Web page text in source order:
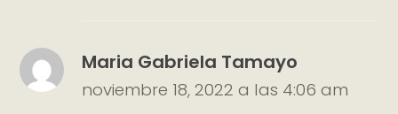
Maria Gabriela Tamayo
noviembre 18, 2022 a las 4:06 am